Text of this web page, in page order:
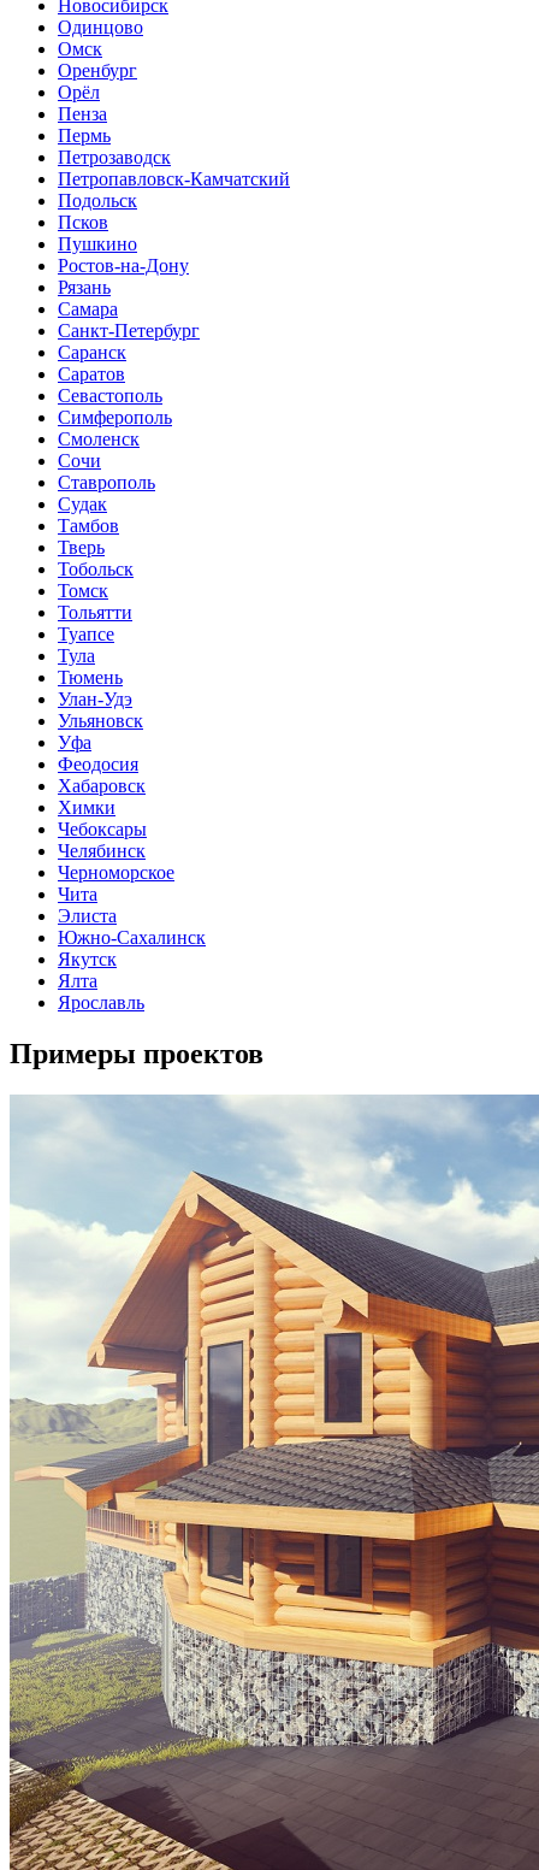
Новосибирск
Одинцово
Омск
Оренбург
Орёл
Пенза
Пермь
Петрозаводск
Петропавловск-Камчатский
Подольск
Псков
Пушкино
Ростов-на-Дону
Рязань
Самара
Санкт-Петербург
Саранск
Саратов
Севастополь
Симферополь
Смоленск
Сочи
Ставрополь
Судак
Тамбов
Тверь
Тобольск
Томск
Тольятти
Туапсе
Тула
Тюмень
Улан-Удэ
Ульяновск
Уфа
Феодосия
Хабаровск
Химки
Чебоксары
Челябинск
Черноморское
Чита
Элиста
Южно-Сахалинск
Якутск
Ялта
Ярославль
Примеры проектов